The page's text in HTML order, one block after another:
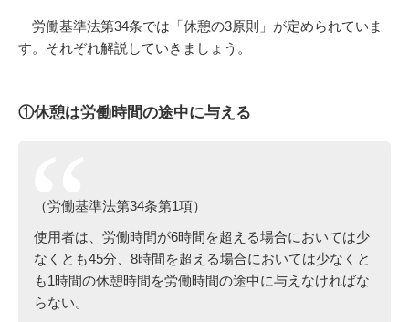
労働基準法第34条では「休憩の3原則」が定められていま
す。それぞれ解説していきましょう。
①休憩は労働時間の途中に与える
（労働基準法第34条第1項）
使用者は、労働時間が6時間を超える場合においては少
なくとも45分、8時間を超える場合においては少なくと
も1時間の休憩時間を労働時間の途中に与えなければな
らない。